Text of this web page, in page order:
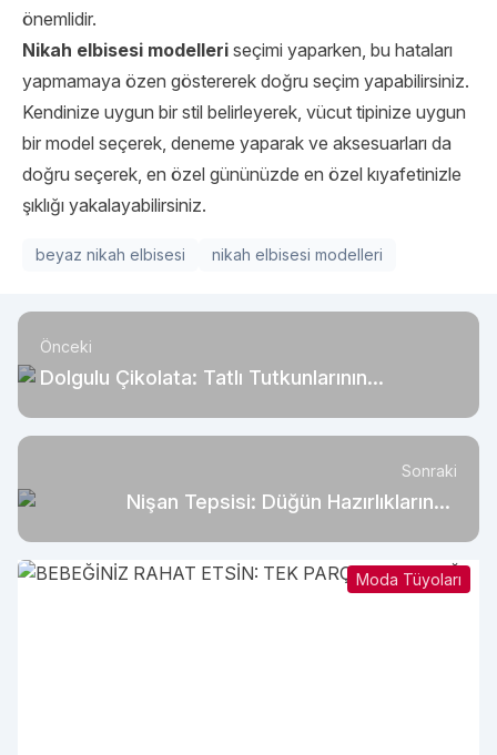
önemlidir.
Nikah elbisesi modelleri seçimi yaparken, bu hataları
yapmamaya özen göstererek doğru seçim yapabilirsiniz.
Kendinize uygun bir stil belirleyerek, vücut tipinize uygun
bir model seçerek, deneme yaparak ve aksesuarları da
doğru seçerek, en özel gününüzde en özel kıyafetinizle
şıklığı yakalayabilirsiniz.
beyaz nikah elbisesi nikah elbisesi modelleri
Önceki
Dolgulu Çikolata: Tatlı Tutkunlarının
Sonraki
Nişan Tepsisi: Düğün Hazırlıklarında
Moda Tüyoları